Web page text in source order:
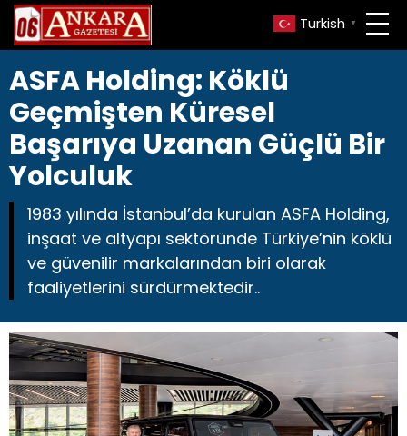
Turkish ▼
ASFA Holding: Köklü
Geçmişten Küresel
Başarıya Uzanan Güçlü Bir
Yolculuk
1983 yılında İstanbul’da kurulan ASFA Holding,
inşaat ve altyapı sektöründe Türkiye’nin köklü
ve güvenilir markalarından biri olarak
faaliyetlerini sürdürmektedir..